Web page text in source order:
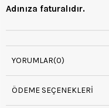
Adınıza faturalıdır.
YORUMLAR(0)
ÖDEME SEÇENEKLERI